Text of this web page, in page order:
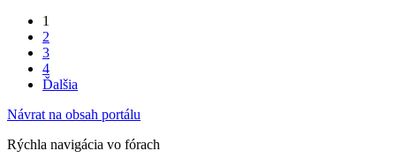
1
2
3
4
Ďalšia
Návrat na obsah portálu
Rýchla navigácia vo fórach